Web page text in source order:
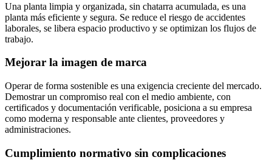
Una planta limpia y organizada, sin chatarra acumulada, es una
planta más eficiente y segura. Se reduce el riesgo de accidentes
laborales, se libera espacio productivo y se optimizan los flujos de
trabajo.
Mejorar la imagen de marca
Operar de forma sostenible es una exigencia creciente del mercado.
Demostrar un compromiso real con el medio ambiente, con
certificados y documentación verificable, posiciona a su empresa
como moderna y responsable ante clientes, proveedores y
administraciones.
Cumplimiento normativo sin complicaciones